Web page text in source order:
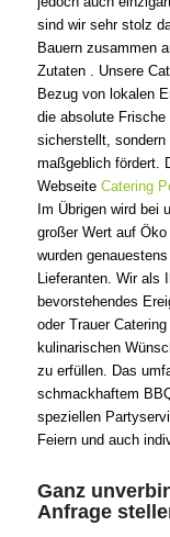
sind wir sehr stolz
Bauern zusammen
Zutaten . Unsere
Bezug von lokalen
die absolute
sicherstellt,
maßgeblich fördert.
Webseite Catering
Im Übrigen wird bei
großer Wert auf
wurden
Lieferanten. Wir als
bevorstehendes
oder Trauer
kulinarischen
zu erfüllen. Das
schmackhaftem
speziellen
Feiern und auch
Ganz
Anfrage